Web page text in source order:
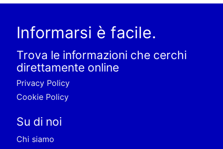
Informarsi è facile.
Trova le informazioni che cerchi
direttamente online
Privacy Policy
Cookie Policy
Su di noi
Chi siamo